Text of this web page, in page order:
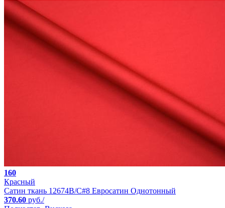
160
Красный
Сатин ткань 12674B/C#8 Евросатин Однотонный
370.60 руб./